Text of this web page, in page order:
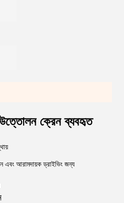
উত্তোলন ক্রেন ব্যবহৃত
এবং আরামদায়ক ড্রাইভিং জন্য